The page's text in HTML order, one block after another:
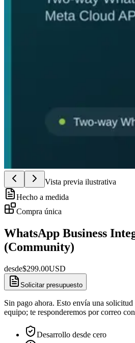
Vista previa ilustrativa
Hecho a medida
Compra única
WhatsApp Business
(Community)
desde$299.00USD
Solicitar presupuesto
Sin pago ahora. Esto envía una solicitud
equipo; te responderemos por correo
Desarrollo desde cero